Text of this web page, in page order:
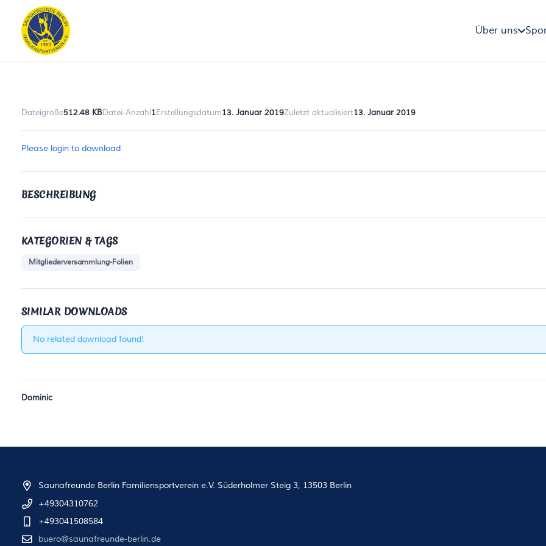
Über uns
Dateigröße512.48 KBDatei-Anzahl 1Erstellungsdatum13. Januar 2019Zuletzt aktualisiert13. Januar 2019
Please login to download
BESCHREIBUNG
KATEGORIEN & TAGS
Mitgliederversammlung-Folien
SIMILAR DOWNLOADS
No related download found!
Dominic
Saunafreunde Berlin Familiensportverein e.V. Süderholmer Steig 3, 13503 Berlin
+49304310762
+493041508584
buero@saunafreunde-berlin.de